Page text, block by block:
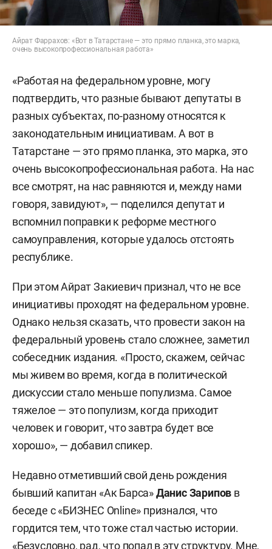
Айрат Фаррахов: «Вот в Татарстане — это прямо планка, это марка,
очень высокопрофессиональная работа»
«Работая на федеральном уровне, могу
подтвердить, что разные бывают депутаты в
разных субъектах, по-разному относятся к
законодательным инициативам. А вот в
Татарстане — это прямо планка, это марка, это
очень высокопрофессиональная работа. На нас
все смотрят, на нас равняются и, между нами
говоря, завидуют», — поделился депутат и
вспомнил поправки к реформе местного
самоуправления, которые удалось отстоять
республике.
При этом Айрат Закиевич признал, что не все
инициативы проходят на федеральном уровне.
Однако нельзя сказать, что провести закон на
федеральный уровень стало сложнее, заметил
собеседник издания. «Просто, скажем, сейчас
мы живем во время, когда в политической
дискуссии стало меньше популизма. Самое
тяжелое — это популизм, когда приходит
человек и говорит, что завтра будет все
хорошо», — добавил спикер.
Недавно отметивший свой день рождения
бывший капитан «Ак Барса»Данис Зарипов в
беседе с «БИЗНЕС Online» признался, что
гордится тем, что тоже стал частью истории.
«Безусловно, рад, что попал в эту структуру. Мне,